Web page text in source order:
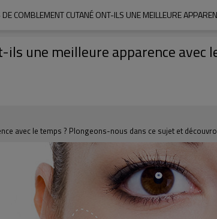
COMBLEMENT CUTANÉ ONT-ILS UNE MEILLEURE
une meilleure apparence avec
avec le temps ? Plongeons-nous dans ce sujet et